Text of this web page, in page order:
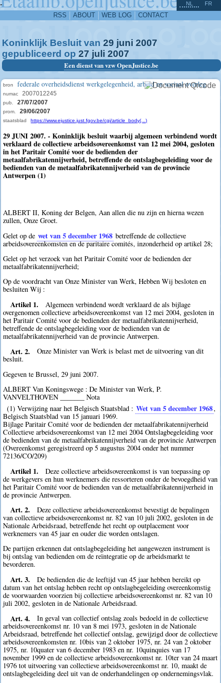
-
RSS ABOUT WEB LOG CONTACT
NL FR
Koninklijk Besluit van 29 juni 2007
gepubliceerd op 27 juli 2007
Een dienst van vzw OpenJustice.be
bron federale overheidsdienst werkgelegenheid, arbeid en sociaal overleg
numac 2007012245
pub. 27/07/2007
prom. 29/06/2007
staatsblad https://www.ejustice.just.fgov.be/cgi/article_body(...)
29 JUNI 2007. - Koninklijk besluit waarbij algemeen verbindend wordt
verklaard de collectieve arbeidsovereenkomst van 12 mei 2004, gesloten
in het Paritair Comité voor de bedienden der
metaalfabrikatennijverheid, betreffende de ontslagbegeleiding voor de
bedienden van de metaalfabrikatennijverheid van de provincie
Antwerpen (1)
ALBERT II, Koning der Belgen, Aan allen die nu zijn en hierna wezen
zullen, Onze Groet.
Gelet op de wet van 5 december 1968 betreffende de collectieve
arbeidsovereenkomsten en de paritaire comités, inzonderheid op artikel 28;
Gelet op het verzoek van het Paritair Comité voor de bedienden der
metaalfabrikatennijverheid;
Op de voordracht van Onze Minister van Werk, Hebben Wij besloten en
besluiten Wij :
Artikel 1.
Algemeen verbindend wordt verklaard de als bijlage
overgenomen collectieve arbeidsovereenkomst van 12 mei 2004, gesloten in
het Paritair Comité voor de bedienden der metaalfabrikatennijverheid,
betreffende de ontslagbegeleiding voor de bedienden van de
metaalfabrikatennijverheid van de provincie Antwerpen.
Art. 2.
Onze Minister van Werk is belast met de uitvoering van dit
besluit.
Gegeven te Brussel, 29 juni 2007.
ALBERT Van Koningswege : De Minister van Werk, P.
VANVELTHOVEN _______ Nota
(1) Verwijzing naar het Belgisch Staatsblad : Wet van 5 december 1968,
Belgisch Staatsblad van 15 januari 1969.
Bijlage Paritair Comité voor de bedienden der metaalfabrikatennijverheid
Collectieve arbeidsovereenkomst van 12 mei 2004 Ontslagbegeleiding voor
de bedienden van de metaalfabrikatennijverheid van de provincie Antwerpen
(Overeenkomst geregistreerd op 5 augustus 2004 onder het nummer
72136/CO/209)
Artikel 1.
Deze collectieve arbeidsovereenkomst is van toepassing op
de werkgevers en hun werknemers die ressorteren onder de bevoegdheid van
het Paritair Comité voor de bedienden van de metaalfabrikatennijverheid in
de provincie Antwerpen.
Art. 2.
Deze collectieve arbeidsovereenkomst bevestigt de bepalingen
van collectieve arbeidsovereenkomst nr. 82 van 10 juli 2002, gesloten in de
Nationale Arbeidsraad, betreffende het recht op outplacement voor
werknemers van 45 jaar en ouder die worden ontslagen.
De partijen erkennen dat ontslagbegeleiding het aangewezen instrument is
bij ontslag van bedienden om de reïntegratie op de arbeidsmarkt te
bevorderen.
Art. 3.
De bedienden die de leeftijd van 45 jaar hebben bereikt op
datum van het ontslag hebben recht op ontslagbegeleiding overeenkomstig
de voorwaarden voorzien bij collectieve arbeidsovereenkomst nr. 82 van 10
juli 2002, gesloten in de Nationale Arbeidsraad.
Art. 4.
In geval van collectief ontslag zoals bedoeld in de collectieve
arbeidsovereenkomst nr. 10 van 8 mei 1973, gesloten in de Nationale
Arbeidsraad, betreffende het collectief ontslag, gewijzigd door de collectieve
arbeidsovereenkomsten nr. 10bis van 2 oktober 1975, nr. 24 van 2 oktober
1975, nr. 10quater van 6 december 1983 en nr. 10quinquies van 17
november 1999 en de collectieve arbeidsovereenkomst nr. 10ter van 24 maart
1976 tot uitvoering van collectieve arbeidsovereenkomst nr. 10, maakt de
ontslagbegeleiding deel uit van de onderhandelingen op ondernemingsvlak.
^